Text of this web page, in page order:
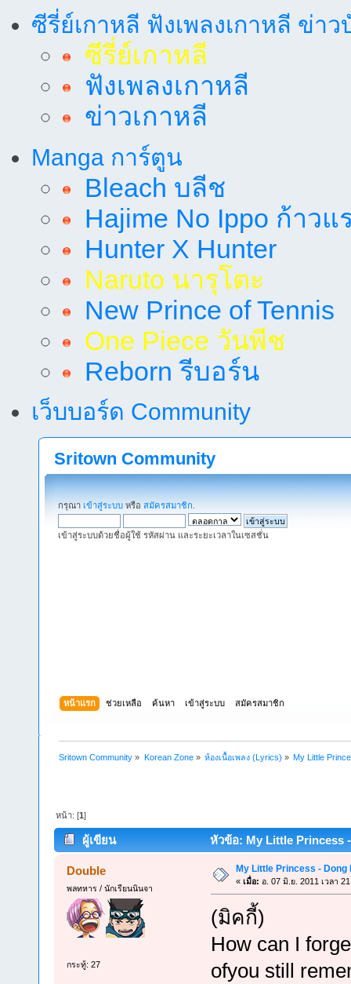
ซีรี่ย์เกาหลี ฟังเพลงเกาหลี ข่าว
ซีรี่ย์เกาหลี
ฟังเพลงเกาหลี
ข่าวเกาหลี
Manga การ์ตูน
Bleach บลีช
Hajime No Ippo ก้าวแ
Hunter X Hunter
Naruto นารุโตะ
New Prince of Tennis
One Piece วันพีช
Reborn รีบอร์น
เว็บบอร์ด Community
Sritown Community
กรุณา เข้าสู่ระบบ หรือ สมัครสมาชิก
เข้าสู่ระบบด้วยชื่อผู้ใช้ รหัสผ่าน และระยะเวลาในเซสชั่น
หน้าแรก ช่วยเหลือ ค้นหา เข้าสู่ระบบ สมัครสมาชิก
Sritown Community » Korean Zone» ห้องเนื้อเพลง (Lyrics) » My Little
หน้า: [1]
ผู้เขียน หัวข้อ: My Little Princess
Double
พลทหาร / นักเรียนนินจา
กระทู้: 27
My Little Princess - Dong
« เมื่อ: อ. 07 มิ.ย. 2011 เวลา
(มิคกี้)
How can I
ofyou still